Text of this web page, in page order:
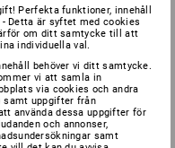
Perfekta funktioner, innehåll
Detta är syftet med cookies
om ditt samtycke till att
individuella val.
behöver vi ditt samtycke.
vi att samla in
via cookies och andra
samt uppgifter från
använda dessa uppgifter för
och annonser,
samt